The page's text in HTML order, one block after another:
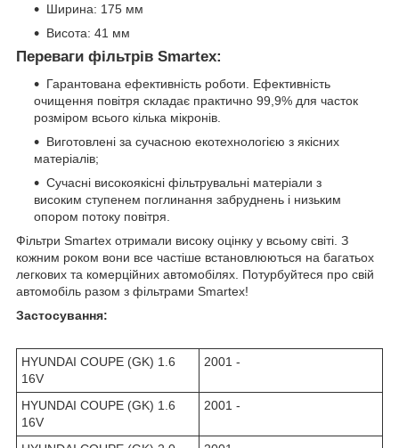
Ширина: 175 мм
Висота: 41 мм
Переваги фільтрів Smartex:
Гарантована ефективність роботи. Ефективність
очищення повітря складає практично 99,9% для часток
розміром всього кілька мікронів.
Виготовлені за сучасною екотехнологією з якісних
матеріалів;
Сучасні високоякісні фільтрувальні матеріали з
високим ступенем поглинання забруднень і низьким
опором потоку повітря.
Фільтри Smartex отримали високу оцінку у всьому світі. З
кожним роком вони все частіше встановлюються на багатьох
легкових та комерційних автомобілях. Потурбуйтеся про свій
автомобіль разом з фільтрами Smartex!
Застосування:
HYUNDAI COUPE (GK) 1.6
16V
2001 -
HYUNDAI COUPE (GK) 1.6
16V
2001 -